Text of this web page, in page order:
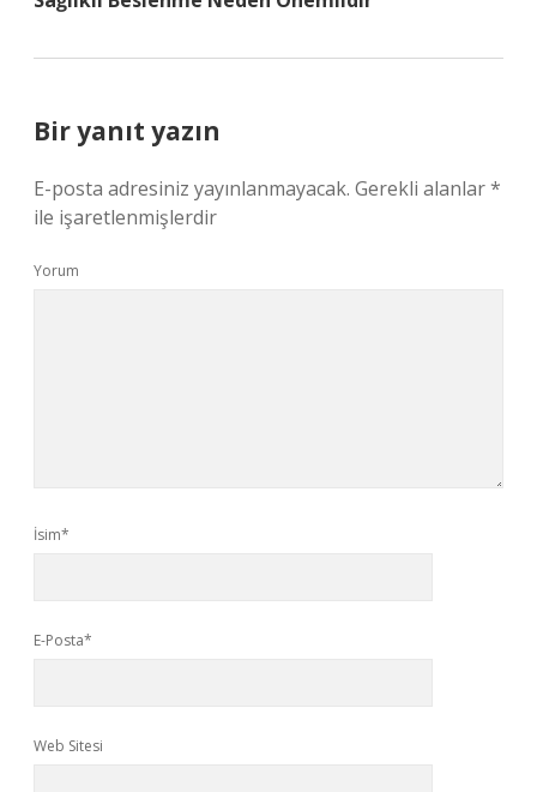
Bir yanıt yazın
E-posta adresiniz yayınlanmayacak. Gerekli alanlar*
ile işaretlenmişlerdir
Yorum
İsim*
E-Posta*
Web Sitesi